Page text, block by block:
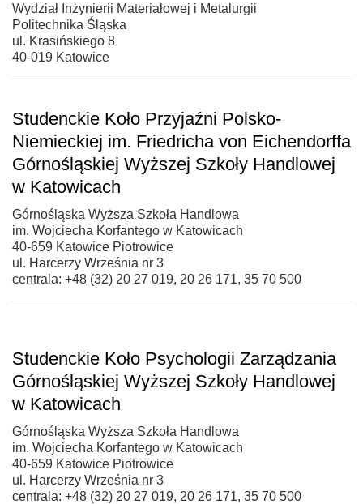
Wydział Inżynierii Materiałowej i Metalurgii
Politechnika Śląska
ul. Krasińskiego 8
40-019 Katowice
Studenckie Koło Przyjaźni Polsko-
Niemieckiej im. Friedricha von Eichendorffa
Górnośląskiej Wyższej Szkoły Handlowej
w Katowicach
Górnośląska Wyższa Szkoła Handlowa
im. Wojciecha Korfantego w Katowicach
40-659 Katowice Piotrowice
ul. Harcerzy Września nr 3
centrala: +48 (32) 20 27 019, 20 26 171, 35 70 500
Studenckie Koło Psychologii Zarządzania
Górnośląskiej Wyższej Szkoły Handlowej
w Katowicach
Górnośląska Wyższa Szkoła Handlowa
im. Wojciecha Korfantego w Katowicach
40-659 Katowice Piotrowice
ul. Harcerzy Września nr 3
centrala: +48 (32) 20 27 019, 20 26 171, 35 70 500